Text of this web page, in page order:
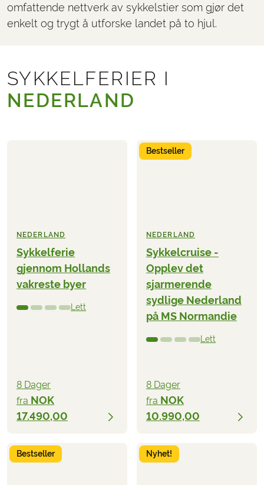
omfattende nettverk av sykkelstier som gjør det
enkelt og trygt å utforske landet på to hjul.
SYKKELFERIER I
NEDERLAND
NEDERLAND
Sykkelferie
gjennom Hollands
vakreste byer
Lett
8 Dager
fra NOK
17.490,00
Bestseller
NEDERLAND
Sykkelcruise -
Opplev det
sjarmerende
sydlige Nederland
på MS Normandie
Lett
8 Dager
fra NOK
10.990,00
Bestseller Nyhet!